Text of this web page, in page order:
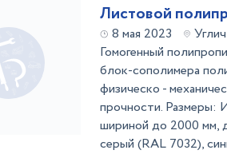
Листовой
8 мая 2023
Углич
Гомогенный
блок-сополимера
физическо -
прочности. Размеры:
шириной до 2000 мм,
серый (RAL 7032),